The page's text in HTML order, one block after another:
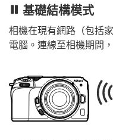
基礎結構模式
相機在現有網路（包括
電腦。連線至相機期間